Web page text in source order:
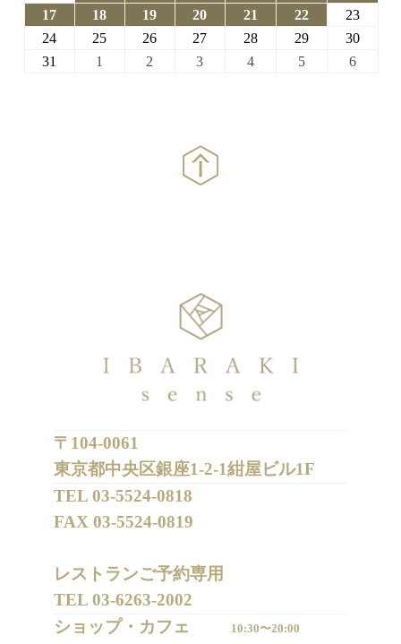
03
04
05
06
07
08
09
08-
08-
11
08-
12
08-
13
14
08-
15
08-
16
172026-
08-
182026-
08-
192026-
08-
202026-
08-
21
08-
222026-
08-
232026-
08-
242026-
252026-
262026-
272026-
282026-
292026-
302026-
31 1 2 32026-
42026-
52026-
62026-
〒104-0061
東京都中央区銀座1-2-1紺屋ビル1F
TEL 03-5524-0818
FAX 03-5524-0819
レストランご予約専用
TEL 03-6263-2002
ショップ・カフェ
10:30〜20:00